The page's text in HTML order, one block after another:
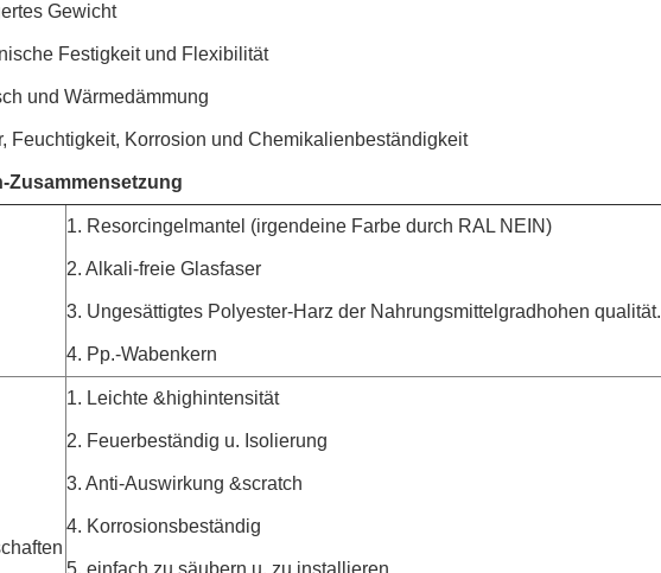
Gewicht
Festigkeit und Flexibilität
und Wärmedämmung
Feuchtigkeit, Korrosion und Chemikalienbeständigkeit
Zusammensetzung
1. Resorcingelmantel (irgendeine Farbe durch RAL NEIN)
2. Alkali-freie Glasfaser
3. Ungesättigtes Polyester-Harz der Nahrungsmittelgradhohen qualität.
4. Pp.-Wabenkern
1. Leichte &highintensität
2. Feuerbeständig u. Isolierung
3. Anti-Auswirkung &scratch
4. Korrosionsbeständig
5. einfach zu säubern u. zu installieren